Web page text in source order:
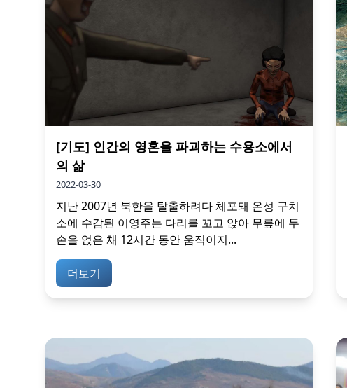
[기도] 인간의 영혼을 파괴하는 수용소에서
의 삶
2022-03-30
지난 2007년 북한을 탈출하려다 체포돼 온성 구치
소에 수감된 이영주는 다리를 꼬고 앉아 무릎에 두
손을 얹은 채 12시간 동안 움직이지...
더보기